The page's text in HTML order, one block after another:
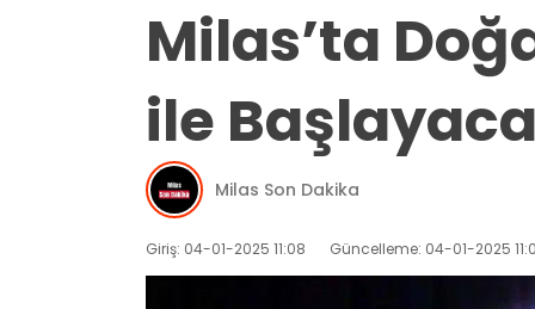
Milas’ta
ile
Milas Son Dakika
Giriş: 04-01-2025 11:08 Güncelleme: 04-01-2025